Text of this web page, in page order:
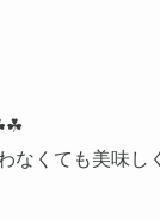
なくても美味し